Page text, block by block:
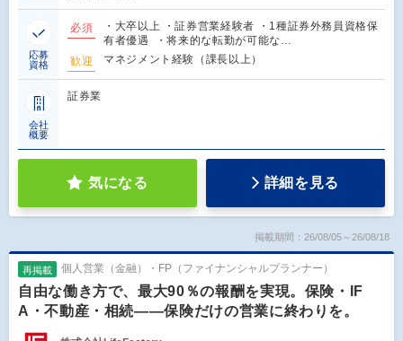
応募
資格
必須
・大卒以上 ・証券営業経験者 ・1種証券外務員資格保
有者優遇 ・将来的な転勤が可能な…
歓迎
マネジメント経験（課長以上）
会社
概要
証券業
気になる 詳細を見る
掲載期間：26/08/05～26/08/18
再掲載 個人営業（金融）・FP（ファイナンシャルプランナー）
自由な働き方で、最大90％の報酬を実現。保険・IF
A・不動産・相続――保険だけの営業に終わりを。